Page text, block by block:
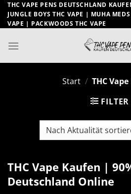
Zum
Inhalt
springen
THC VAPE PENS DEUTSCHLAND
JUNGLE BOYS THC VAPE | MUHA
VAPE | PACKWOODS THC VAPE
Start / THC
FILTER
THC Vape Kaufen |
Deutschland Online